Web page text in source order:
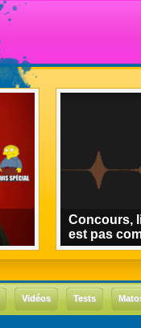
Concours,
est pas
Vidéos Tests